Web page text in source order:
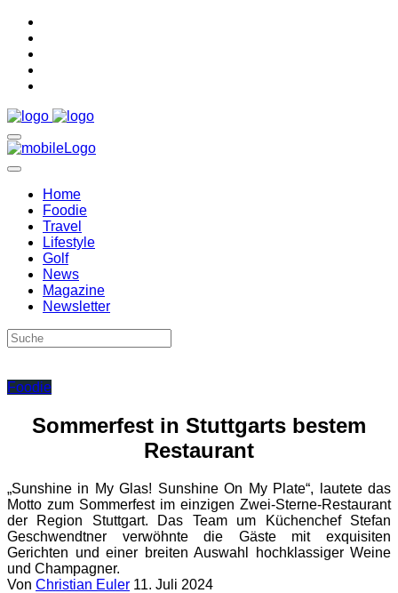
Home
Foodie
Travel
Lifestyle
Golf
News
Magazine
Newsletter
Foodie
Sommerfest in Stuttgarts bestem
Restaurant
„Sunshine in My Glas! Sunshine On My Plate“, lautete das
Motto zum Sommerfest im einzigen Zwei-Sterne-Restaurant
der Region Stuttgart. Das Team um Küchenchef Stefan
Geschwendtner verwöhnte die Gäste mit exquisiten
Gerichten und einer breiten Auswahl hochklassiger Weine
und Champagner.
Von Christian Euler 11. Juli 2024